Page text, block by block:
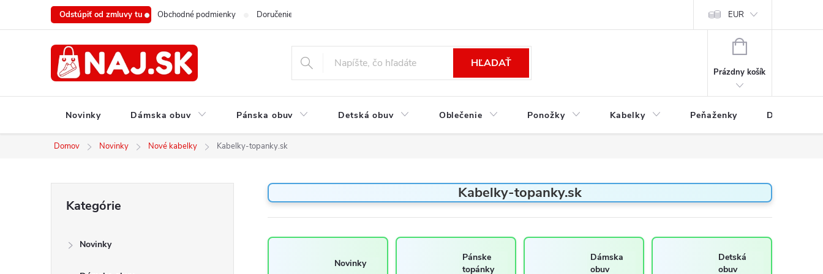
Odstúpiť od zmluvy tu Obchodné podmienky Doručenie a platba Podmienky ochrany osobných údajov
EUR
HĽADAŤ
NÁKUPNÝ
Prázdny košík
Novinky Dámska obuv Pánska obuv Detská obuv Oblečenie Ponožky Kabelky Peňaženky Drogéria
Domov Novinky Nové kabelky Kabelky-topanky.sk
kategórie
Kategórie
Novinky
Kabelky-topanky.sk
Novinky
Pánske
topánky
Dámska
obuv
Detská
obuv